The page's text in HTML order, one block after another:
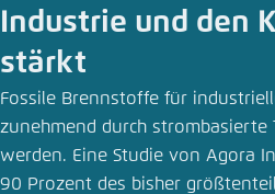
Industrie und den
stärkt
Fossile Brennstoffe für
zunehmend durch strombasierte
werden. Eine Studie von Agora
90 Prozent des bisher
Passwort*
Deutsch